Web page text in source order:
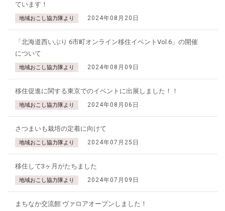
ています！
地域おこし協力隊より 2024年08月20日
「北海道西いぶり 6市町オンライン移住イベントVol.6」の開催
について
地域おこし協力隊より 2024年08月09日
移住促進に関する東京でのイベントに出展しました！！
地域おこし協力隊より 2024年08月06日
さつまいも栽培の定着に向けて
地域おこし協力隊より 2024年07月25日
移住して3ヶ月がたちました
地域おこし協力隊より 2024年07月09日
まちなか交流館 ヴァロアオープンしました！